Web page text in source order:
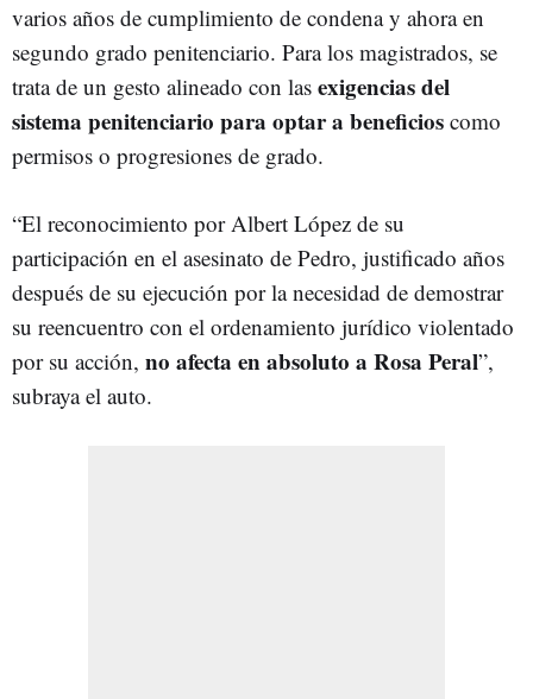
varios años de cumplimiento de condena y ahora en
segundo grado penitenciario. Para los magistrados, se
trata de un gesto alineado con las exigencias del
sistema penitenciario para optar a beneficios como
permisos o progresiones de grado.
“El reconocimiento por Albert López de su
participación en el asesinato de Pedro, justificado años
después de su ejecución por la necesidad de demostrar
su reencuentro con el ordenamiento jurídico violentado
por su acción, no afecta en absoluto a Rosa Peral”,
subraya el auto.